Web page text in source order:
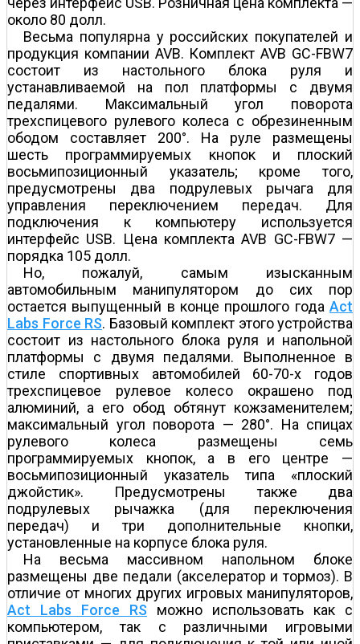
около 80 долл.
Весьма популярна у российских покупателей и
продукция компании AVB. Комплект AVB GC-FBW7
состоит из настольного блока руля и
устанавливаемой на пол платформы с двумя
педалями. Максимальный угол поворота
трехспицевого рулевого колеса с обрезиненным
ободом составляет 200°. На руле размещены
шесть программируемых кнопок и плоский
восьмипозиционный указатель; кроме того,
предусмотрены два подрулевых рычага для
управления переключением передач. Для
подключения к компьютеру используется
интерфейс USB. Цена комплекта AVB GC-FBW7 —
порядка 105 долл.
Но, пожалуй, самым изысканным
автомобильным манипулятором до сих пор
остается выпущенный в конце прошлого года Act
Labs Force RS. Базовый комплект этого устройства
состоит из настольного блока руля и напольной
платформы с двумя педалями. Выполненное в
стиле спортивных автомобилей 60-70-х годов
трехспицевое рулевое колесо окрашено под
алюминий, а его обод обтянут кожзаменителем;
максимальный угол поворота — 280°. На спицах
рулевого колеса размещены семь
программируемых кнопок, а в его центре —
восьмипозиционный указатель типа «плоский
джойстик». Предусмотрены также два
подрулевых рычажка (для переключения
передач) и три дополнительные кнопки,
установленные на корпусе блока руля.
На весьма массивном напольном блоке
размещены две педали (акселератор и тормоз). В
отличие от многих других игровых манипуляторов,
Act Labs Force RS можно использовать как с
компьютером, так с различными игровыми